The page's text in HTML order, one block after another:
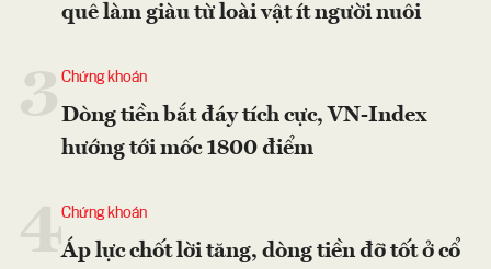
quê làm giàu từ loài vật ít người nuôi
Chứng khoán
Dòng tiền bắt đáy tích cực, VN-Index
hướng tới mốc 1800 điểm
4Chứng khoán
Áp lực chốt lời tăng, dòng tiền đỡ tốt ở cổ